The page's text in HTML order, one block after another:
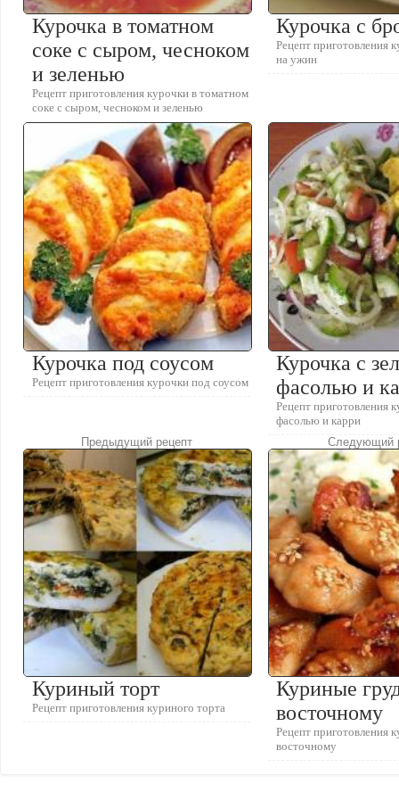
Курочка в томатном
соке с сыром, чесноком
и зеленью
Рецепт приготовления курочки в томатном
соке с сыром, чесноком и зеленью
Курочка с
Рецепт приготовления
на ужин
Курочка под соусом
Рецепт приготовления курочки под соусом
Курочка с
фасолью и
Рецепт приготовления
фасолью и карри
Предыдущий рецепт
Куриный торт
Рецепт приготовления куриного торта
Следующий
Куриные
восточному
Рецепт приготовления
восточному